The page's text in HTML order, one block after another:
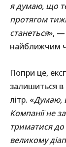
я думаю, що
протягом
станеться», —
найближчим
Попри це,
залишиться в
літр. «Думаю,
Компанії не
триматися
великому